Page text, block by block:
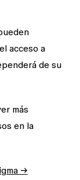
acceso a
de su
más
en la
→